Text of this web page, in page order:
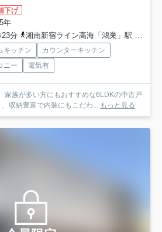
下げ
年
分
湘南新宿ライン高海「鴻巣」駅 徒歩23分
キッチン
カウンターキッチン
ニー 電気有
族が多い方にもおすすめな6LDKの中古戸
納豊富で内装にもこだわ...
もっと見る